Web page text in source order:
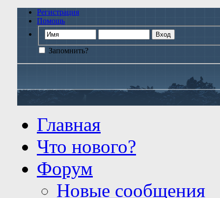
Регистрация
Помощь
Запомнить?
Главная
Что нового?
Форум
Новые сообщения